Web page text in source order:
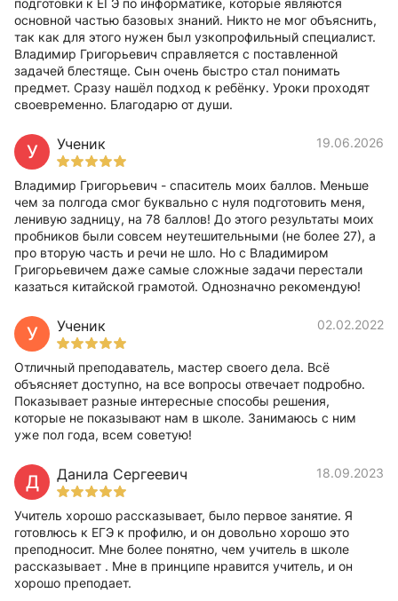
основной частью базовых знаний. Никто не мог объяснить,
так как для этого нужен был узкопрофильный специалист.
Владимир Григорьевич справляется с поставленной
задачей блестяще. Сын очень быстро стал понимать
предмет. Сразу нашёл подход к ребёнку. Уроки проходят
своевременно. Благодарю от души.
У Ученик 19.06.2026
Владимир Григорьевич - спаситель моих баллов. Меньше
чем за полгода смог буквально с нуля подготовить меня,
ленивую задницу, на 78 баллов! До этого результаты моих
пробников были совсем неутешительными (не более 27), а
про вторую часть и речи не шло. Но с Владимиром
Григорьевичем даже самые сложные задачи перестали
казаться китайской грамотой. Однозначно рекомендую!
У Ученик 02.02.2022
Отличный преподаватель, мастер своего дела. Всё
объясняет доступно, на все вопросы отвечает подробно.
Показывает разные интересные способы решения,
которые не показывают нам в школе. Занимаюсь с ним
уже пол года, всем советую!
Д Данила Сергеевич 18.09.2023
Учитель хорошо рассказывает, было первое занятие. Я
готовлюсь к ЕГЭ к профилю, и он довольно хорошо это
преподносит. Мне более понятно, чем учитель в школе
рассказывает . Мне в принципе нравится учитель, и он
хорошо преподает.